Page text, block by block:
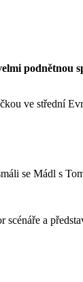
podnětnou
ve střední
se Mádl s
a